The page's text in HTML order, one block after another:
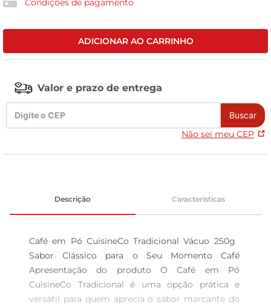
ADICIONAR AO CARRINHO
Valor e prazo de entrega
Buscar
Não sei meu CEP
Descrição Características
Café em Pó CuisineCo Tradicional Vácuo 250g
Sabor Clássico para o Seu Momento Café
Apresentação do produto O Café em Pó
CuisineCo Tradicional é uma opção prática e
versátil para quem aprecia o sabor marcante do